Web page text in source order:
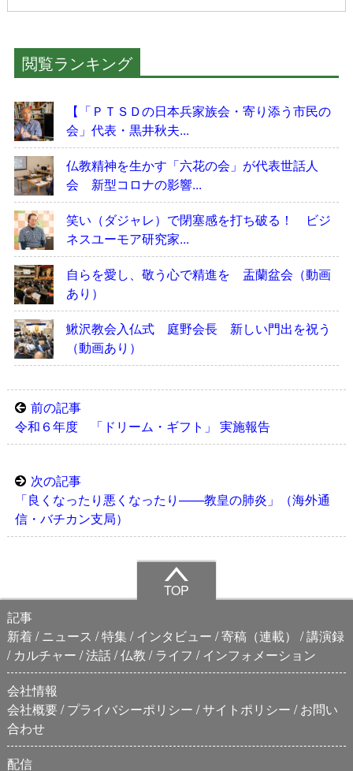
閲覧ランキング
【「ＰＴＳＤの日本兵家族会・寄り添う市民の
会」代表・黒井秋夫...
仏教精神を生かす「六花の会」が代表世話人
会 新型コロナの影響...
笑い（ダジャレ）で閉塞感を打ち破る！ ビジ
ネスユーモア研究家...
自らを愛し、敬う心で精進を 盂蘭盆会（動画
あり）
鰍沢教会入仏式 庭野会長 新しい門出を祝う
（動画あり）
前の記事
令和６年度 「ドリーム・ギフト」 実施報告
次の記事
「良くなったり悪くなったり——教皇の肺炎」（海外通
信・バチカン支局）
TOP
記事
新着
ニュース 特集 インタビュー 寄稿（連載）
講演録
カルチャー 法話 仏教 ライフ
インフォメーション
会社情報
会社概要 プライバシーポリシー サイトポリシー
お問い
合わせ
配信